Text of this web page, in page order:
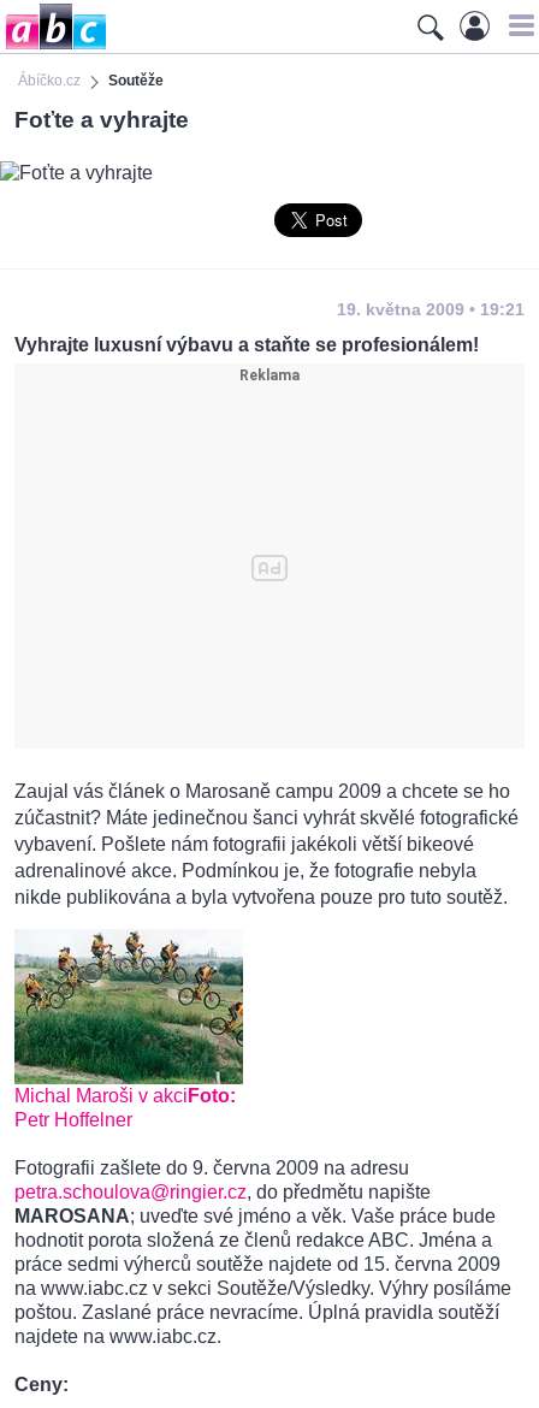
Ábíčko.cz Soutěže
Foťte a vyhrajte
19. května 2009 • 19:21
Vyhrajte luxusní výbavu a staňte se profesionálem!
Zaujal vás článek o Marosaně campu 2009 a chcete se ho
zúčastnit? Máte jedinečnou šanci vyhrát skvělé fotografické
vybavení. Pošlete nám fotografii jakékoli větší bikeové
adrenalinové akce. Podmínkou je, že fotografie nebyla
nikde publikována a byla vytvořena pouze pro tuto soutěž.
Michal Maroši v akci Foto:
Petr Hoffelner
Fotografii zašlete do 9. června 2009 na adresu
petra.schoulova@ringier.cz, do předmětu napište
MAROSANA; uveďte své jméno a věk. Vaše práce bude
hodnotit porota složená ze členů redakce ABC. Jména a
práce sedmi výherců soutěže najdete od 15. června 2009
na www.iabc.cz v sekci Soutěže/Výsledky. Výhry posíláme
poštou. Zaslané práce nevracíme. Úplná pravidla soutěží
najdete na www.iabc.cz.
Ceny: